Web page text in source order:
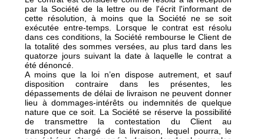
par la Société de la lettre ou de l'écrit l'informant de
cette résolution, à moins que la Société ne se soit
exécutée entre-temps. Lorsque le contrat est résolu
dans ces conditions, la Société rembourse le Client de
la totalité des sommes versées, au plus tard dans les
quatorze jours suivant la date à laquelle le contrat a
été dénoncé.
A moins que la loi n’en dispose autrement, et sauf
disposition contraire dans les présentes, les
dépassements de délai de livraison ne peuvent donner
lieu à dommages-intérêts ou indemnités de quelque
nature que ce soit. La Société se réserve la possibilité
de transmettre la contestation du Client au
transporteur chargé de la livraison, lequel pourra, le